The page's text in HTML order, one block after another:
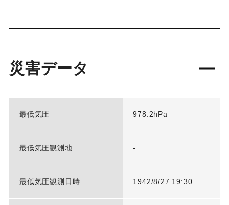
災害データ
最低気圧 978.2hPa
最低気圧観測地 -
最低気圧観測日時 1942/8/27 19:30